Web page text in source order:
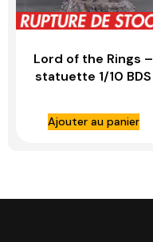
Lord of the Rings –
statuette 1/10 BDS
IRON STUDIOS
Ajouter au panier